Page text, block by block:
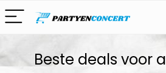
Beste deals voor